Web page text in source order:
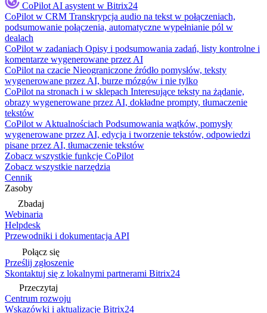
CoPilot AI asystent w Bitrix24
CoPilot w CRM Transkrypcja audio na tekst w połączeniach,
podsumowanie połączenia, automatyczne wypełnianie pól w
dealach
CoPilot w zadaniach Opisy i podsumowania zadań, listy kontrolne i
komentarze wygenerowane przez AI
CoPilot na czacie Nieograniczone źródło pomysłów, teksty
wygenerowane przez AI, burze mózgów i nie tylko
CoPilot na stronach i w sklepach Interesujące teksty na żądanie,
obrazy wygenerowane przez AI, dokładne prompty, tłumaczenie
tekstów
CoPilot w Aktualnościach Podsumowania wątków, pomysły
wygenerowane przez AI, edycja i tworzenie tekstów, odpowiedzi
pisane przez AI, tłumaczenie tekstów
Zobacz wszystkie funkcje CoPilot
Zobacz wszystkie narzędzia
Cennik
Zasoby
Zbadaj
Webinaria
Helpdesk
Przewodniki i dokumentacja API
Połącz się
Prześlij zgłoszenie
Skontaktuj się z lokalnymi partnerami Bitrix24
Przeczytaj
Centrum rozwoju
Wskazówki i aktualizacje Bitrix24